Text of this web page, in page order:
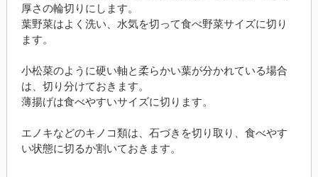
厚さの輪切りにします。
葉野菜はよく洗い、水気を切って食べ野菜サイズに切り
ます。
小松菜のように硬い軸と柔らかい葉が分かれている場合
は、切り分けておきます。
薄揚げは食べやすいサイズに切ります。
エノキなどのキノコ類は、石づきを切り取り、食べやす
い状態に切るか割いておきます。